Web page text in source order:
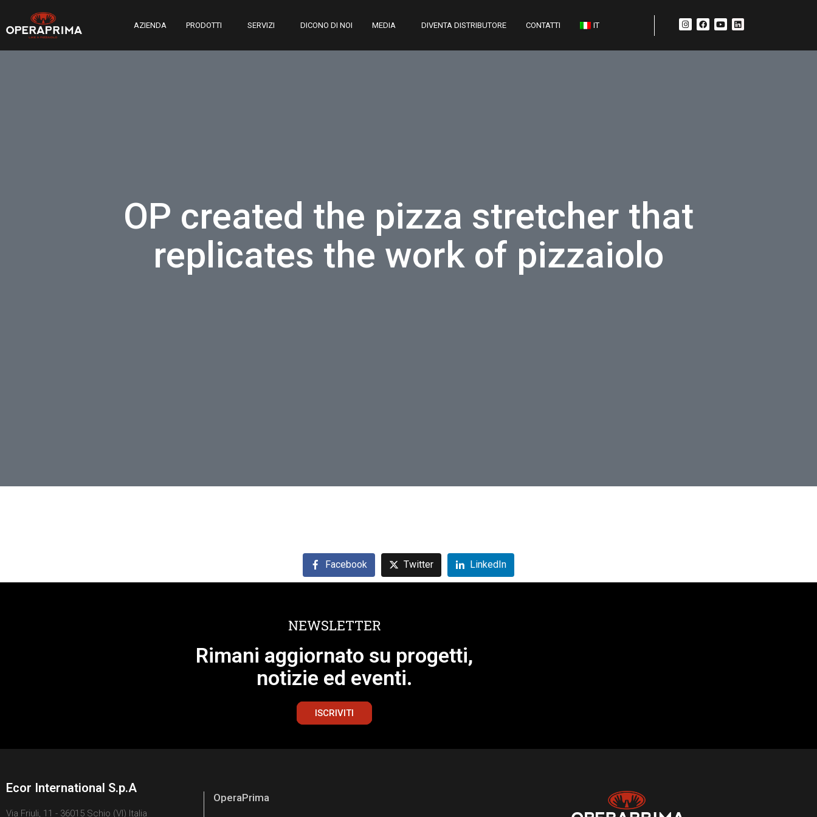
AZIENDA PRODOTTI SERVIZI DICONO DI NOI MEDIA DIVENTA DISTRIBUTORE CONTATTI IT
OP created the pizza stretcher that
replicates the work of pizzaiolo
Facebook Twitter LinkedIn
NEWSLETTER
Rimani aggiornato su progetti,
notizie ed eventi.
ISCRIVITI
Ecor International S.p.A
Via Friuli, 11 - 36015 Schio (VI) Italia
OperaPrima